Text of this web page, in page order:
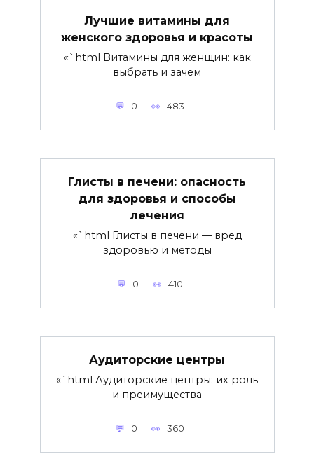
Лучшие витамины для
женского здоровья и красоты
«`html Витамины для женщин: как
выбрать и зачем
0 483
Глисты в печени: опасность
для здоровья и способы
лечения
«`html Глисты в печени — вред
здоровью и методы
0 410
Аудиторские центры
«`html Аудиторские центры: их роль
и преимущества
0 360